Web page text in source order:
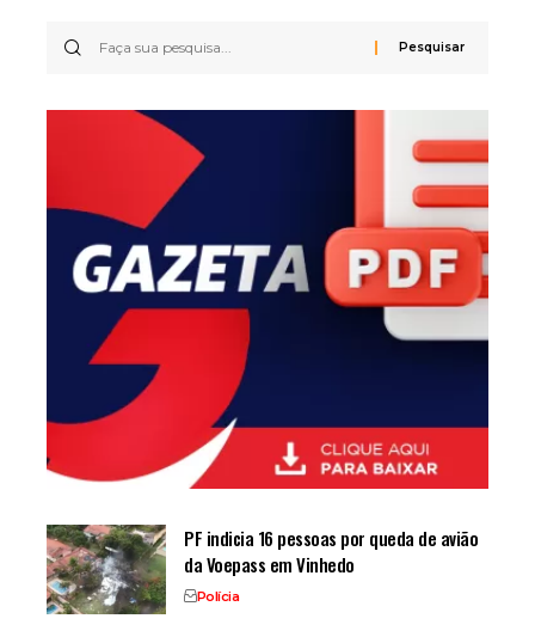
PF indicia 16 pessoas por queda de avião
da Voepass em Vinhedo
Polícia